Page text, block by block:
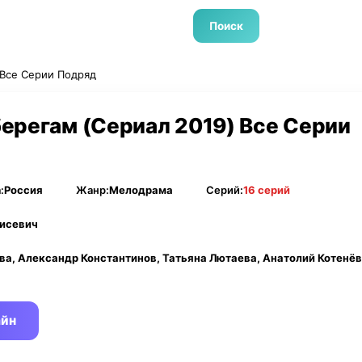
Поиск
Серии Подряд
(Сериал 2019) Все Серии
Россия Жанр:Мелодрама Серий:16 серий
Александр Константинов, Татьяна Лютаева, Анатолий